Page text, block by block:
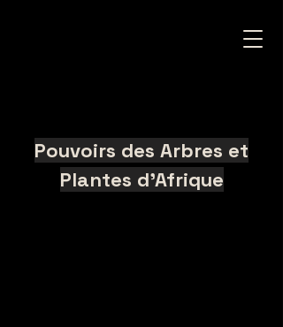
Pouvoirs des Arbres et
Plantes d'Afrique